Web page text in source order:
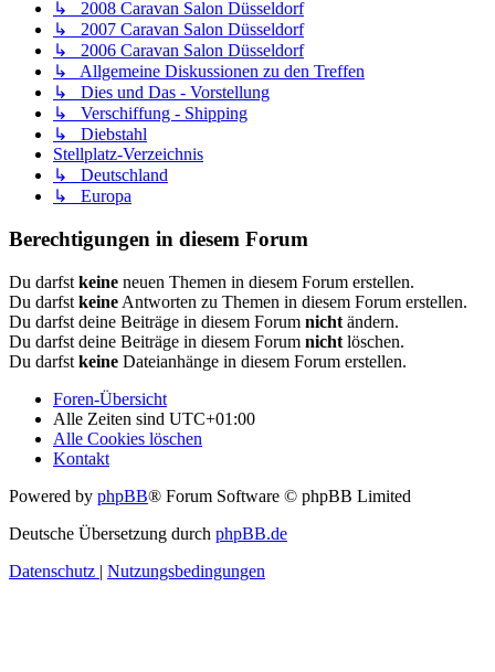
↳ 2008 Caravan Salon Düsseldorf
↳ 2007 Caravan Salon Düsseldorf
↳ 2006 Caravan Salon Düsseldorf
↳ Allgemeine Diskussionen zu den Treffen
↳ Dies und Das - Vorstellung
↳ Verschiffung - Shipping
↳ Diebstahl
Stellplatz-Verzeichnis
↳ Deutschland
↳ Europa
Berechtigungen in diesem Forum
Du darfst keine neuen Themen in diesem Forum erstellen.
Du darfst keine Antworten zu Themen in diesem Forum erstellen.
Du darfst deine Beiträge in diesem Forum nicht ändern.
Du darfst deine Beiträge in diesem Forum nicht löschen.
Du darfst keine Dateianhänge in diesem Forum erstellen.
Foren-Übersicht
Alle Zeiten sind UTC+01:00
Alle Cookies löschen
Kontakt
Powered by phpBB® Forum Software © phpBB Limited
Deutsche Übersetzung durch phpBB.de
Datenschutz | Nutzungsbedingungen